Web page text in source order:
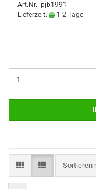
Art.Nr.: pjb1991
Lieferzeit:
1-2 Tage
Sortieren
Sortieren